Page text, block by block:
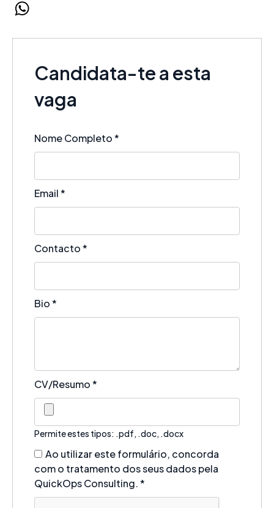
LinkedIn
Candidata-te a esta
vaga
Nome Completo*
Email*
Contacto*
Bio*
CV/Resumo*
Permite estes tipos: .pdf, .doc, .docx
Ao utilizar este formulário, concorda
com o tratamento dos seus dados pela
QuickOps Consulting.*